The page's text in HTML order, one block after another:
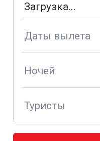
Даты вылета
Ночей
Туристы